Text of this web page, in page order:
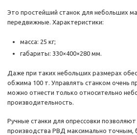
Это простейший станок для небольших
передвижные. Характеристики:
масса: 25 кг;
габариты: 330×400×280 мм.
Даже при таких небольших размерах
обжима 100 т. Управлять станком очень
можно отнести только относительно
производительность.
Ручные станки для опрессовки
производства РВД максимально точным,